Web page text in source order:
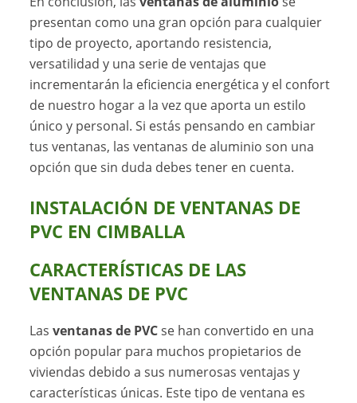
presentan como una gran opción para cualquier
tipo de proyecto, aportando resistencia,
versatilidad y una serie de ventajas que
incrementarán la eficiencia energética y el confort
de nuestro hogar a la vez que aporta un estilo
único y personal. Si estás pensando en cambiar
tus ventanas, las ventanas de aluminio son una
opción que sin duda debes tener en cuenta.
INSTALACIÓN DE VENTANAS DE
PVC EN CIMBALLA
CARACTERÍSTICAS DE LAS
VENTANAS DE PVC
Lasventanas de PVCse han convertido en una
opción popular para muchos propietarios de
viviendas debido a sus numerosas ventajas y
características únicas. Este tipo de ventana es